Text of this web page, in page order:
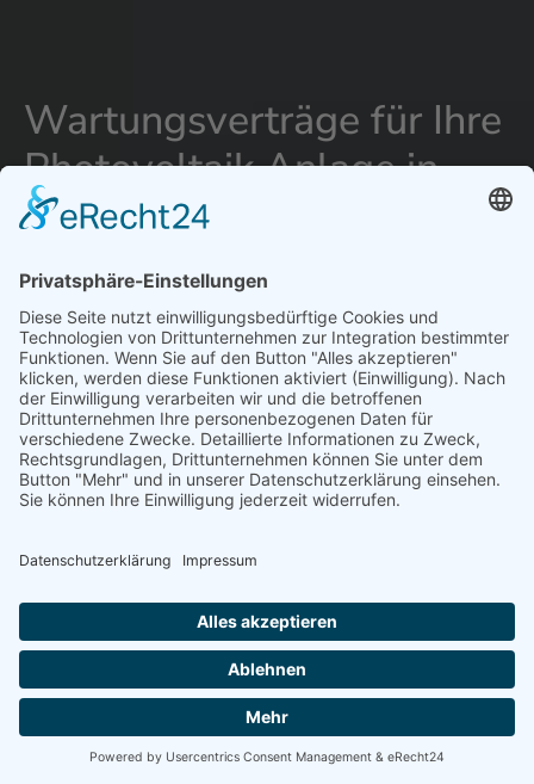
Wartungsverträge für Ihre
Photovoltaik Anlage in
Moosburg an der Isar -
Energetische Sanierung
Bayern
Vom Basisschutz bis hin zur Live-
Überwachung
Willkommen bei Energetische Sanierung Bayern!
Schützen und optimieren Sie Ihre Photovoltaikanlage
mit unseren maßgeschneiderten Wartungsverträgen.
Wir bieten Ihnen drei unterschiedliche Wartungspakete,
der grundlegenden Sicherheit bis hin zur umfassenden
100% kostenloses Erstgespräch